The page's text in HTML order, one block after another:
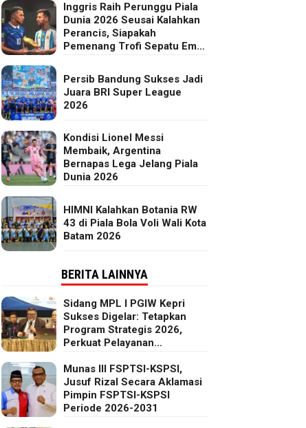
Inggris Raih Perunggu Piala
Dunia 2026 Seusai Kalahkan
Perancis, Siapakah
Pemenang Trofi Sepatu Emas
Persib Bandung Sukses Jadi
Juara BRI Super League
2026
Kondisi Lionel Messi
Membaik, Argentina
Bernapas Lega Jelang Piala
Dunia 2026
HIMNI Kalahkan Botania RW
43 di Piala Bola Voli Wali Kota
Batam 2026
BERITA LAINNYA
Sidang MPL I PGIW Kepri
Sukses Digelar: Tetapkan
Program Strategis 2026,
Perkuat Pelayanan
Sosial
Munas III FSPTSI-KSPSI,
Jusuf Rizal Secara Aklamasi
Pimpin FSPTSI-KSPSI
Periode 2026-2031